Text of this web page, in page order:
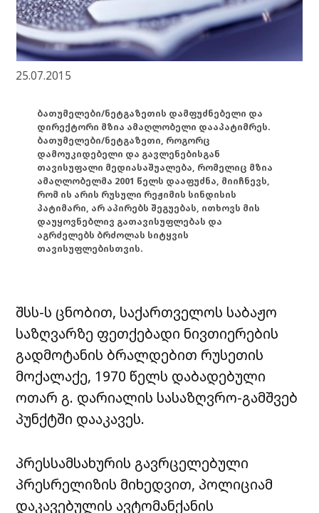
25.07.2015
ბათუმელები/ნეტგაზეთის დამფუძნებელი და
დირექტორი მზია ამაღლობელი დააპატიმრეს.
ბათუმელები/ნეტგაზეთი, როგორც
დამოუკიდებელი და გავლენებისგან
თავისუფალი მედიასაშუალება, რომელიც მზია
ამაღლობელმა 2001 წელს დააფუძნა, მიიჩნევს,
რომ ის არის რუსული რეჟიმის სინდისის
პატიმარი, არ აპირებს შეგუებას, ითხოვს მის
დაუყოვნებლივ გათავისუფლებას და
აგრძელებს ბრძოლას სიტყვის
თავისუფლებისთვის.
შსს-ს ცნობით, საქართველოს საბაჟო
საზღვარზე ფეთქებადი ნივთიერების
გადმოტანის ბრალდებით რუსეთის
მოქალაქე, 1970 წელს დაბადებული
ოთარ გ. დარიალის სასაზღვრო-გამშვებ
პუნქტში დააკავეს.
პრესსამსახურის გავრცელებული
პრესრელიზის მიხედვით, პოლიციამ
დაკავებულის ავტომანქანის